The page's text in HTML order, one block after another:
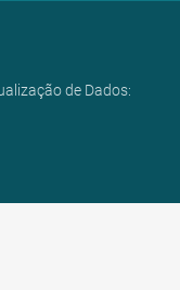
de Dados: